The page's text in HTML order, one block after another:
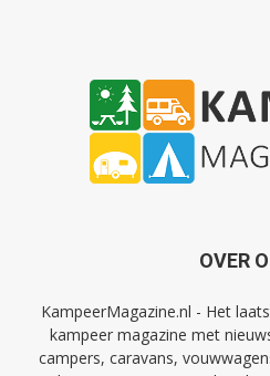
OVER
KampeerMagazine.nl - Het
kampeer magazine met
campers, caravans,